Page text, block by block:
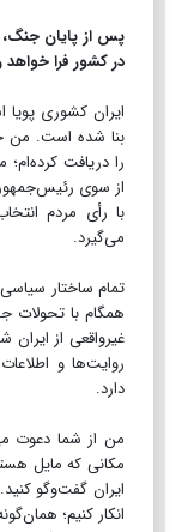
پس از پایان
در کشور فرا خواهد
ایران کشوری
بنا شده است. من
را دریافت
از سوی
با رأی مردم
می‌گیرد.
تمام ساختار
همگام با تحولات
غیرواقعی از
روایت‌ها و
دارد.
من از شما دعوت
مکانی که مایل
ایران گفت‌وگو
انکار کنیم؛